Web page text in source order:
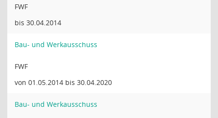
FWF
bis 30.04.2014
Bau- und Werkausschuss
FWF
von 01.05.2014 bis 30.04.2020
Bau- und Werkausschuss